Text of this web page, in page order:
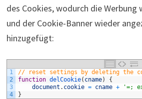
des Cookies, wodurch die
und der Cookie-Banner wieder
hinzugefügt:
1
2
3
4
// reset settings by deleting the
function delCookie( cname)
{
document . cookie = cname +
'=;
}